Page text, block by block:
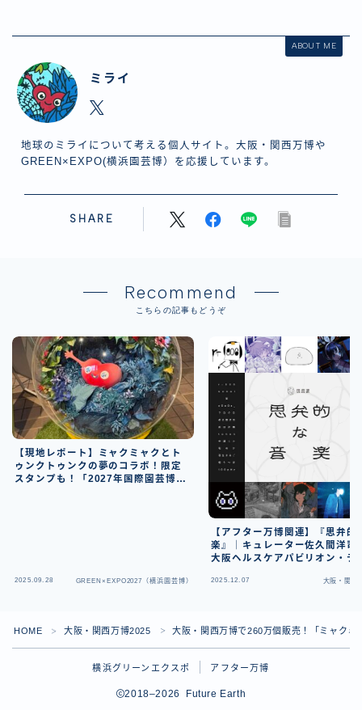
ABOUT ME
ミライ
地球のミライについて考える個人サイト。大阪・関西万博や
GREEN×EXPO(横浜園芸博）を応援しています。
SHARE
Recommend
こちらの記事もどうぞ
【現地レポート】ミャクミャクとト
ゥンクトゥンクの夢のコラボ！限定
スタンプも！「2027年国際園芸博覧
2025.09.28 GREEN×EXPO2027（横浜園芸博）
【アフター万博関連】『思弁的
楽』｜キュレーター佐久間洋司
大阪ヘルスケアパビリオン・デ
2025.12.07 大阪・関西
HOME ＞ 大阪・関西万博2025 ＞ 大阪・関西万博で260万個販売！「ミャクミ
横浜グリーンエクスポ アフター万博
2018–2026 Future Earth